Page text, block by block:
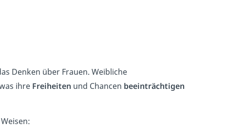
Denken über Frauen. Weibliche
ihre Freiheiten und Chancen beeinträchtigen